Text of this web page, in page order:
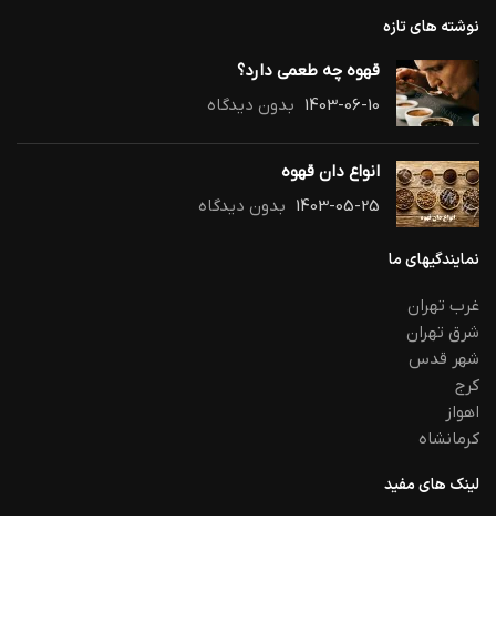
نوشته های تازه
قهوه چه طعمی دارد؟
1403-06-10 بدون دیدگاه
انواع دان قهوه
1403-05-25 بدون دیدگاه
نمایندگیهای ما
غرب تهران
شرق تهران
شهر قدس
کرج
اهواز
کرمانشاه
لینک های مفید